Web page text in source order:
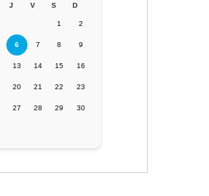
J V S D
1 2
6 7 8 9
13 14 15 16
20 21 22 23
27 28 29 30